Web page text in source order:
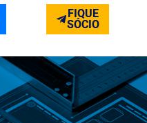
FIQUE
SÓCIO